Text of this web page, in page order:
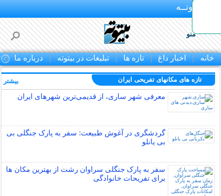
بـیتوتــه
منو
خانه اخبار داغ تازه ها تبلیغات در بیتوته درباره ما
تازه های مکانهای تفریحی ايران
معرفی شهر ساری، از قدیمی‌ترین شهرهای ایران
گردشگری در آغوش طبیعت: سفر به پارک جنگلی بی
بی یانلو
سفر به پارک جنگلی سراوان رشت از بهترین مکان ها
برای تفریحات خانوادگی
بیشتر